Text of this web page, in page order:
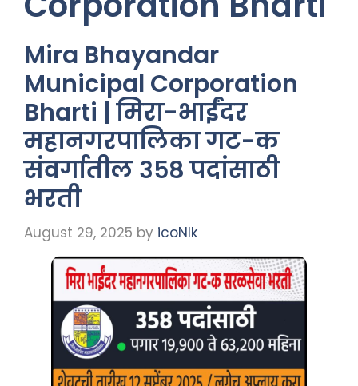
Mira Bhayandar
Municipal Corporation
Bharti | मिरा-भाईंदर
महानगरपालिका गट-क
संवर्गातील ३५८ पदांसाठी
भरती
August 29, 2025 by icoNIk